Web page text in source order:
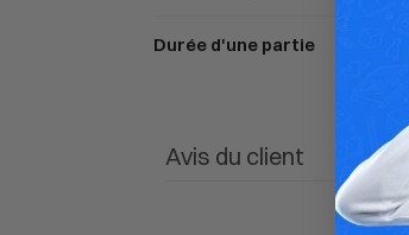
Durée d'une partie
Avis du client